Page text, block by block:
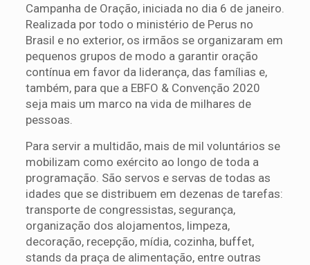
Campanha de Oração, iniciada no dia 6 de janeiro.
Realizada por todo o ministério de Perus no
Brasil e no exterior, os irmãos se organizaram em
pequenos grupos de modo a garantir oração
contínua em favor da liderança, das famílias e,
também, para que a EBFO & Convenção 2020
seja mais um marco na vida de milhares de
pessoas.
Para servir a multidão, mais de mil voluntários se
mobilizam como exército ao longo de toda a
programação. São servos e servas de todas as
idades que se distribuem em dezenas de tarefas:
transporte de congressistas, segurança,
organização dos alojamentos, limpeza,
decoração, recepção, mídia, cozinha, buffet,
stands da praça de alimentação, entre outras